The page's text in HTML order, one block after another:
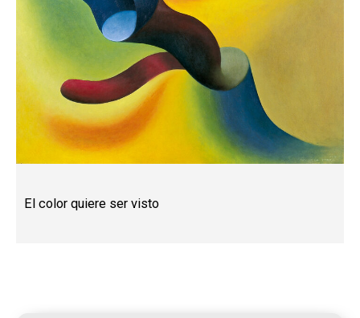
El color quiere ser visto